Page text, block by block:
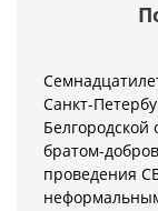
Санкт-
Белгородской
братом-
проведения